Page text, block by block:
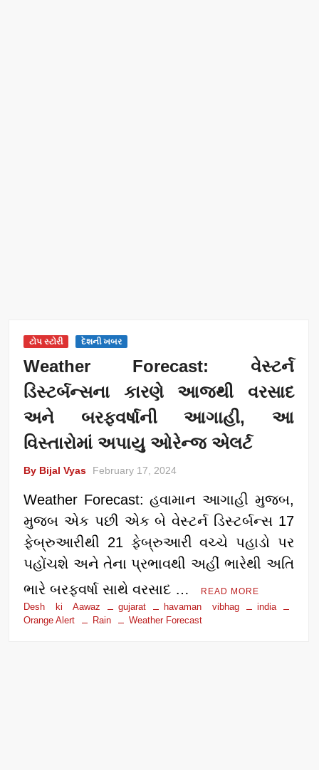
ટોપ સ્ટોરી દેશની ખબર
Weather Forecast: વેસ્ટર્ન
ડિસ્ટર્બન્સના કારણે આજથી વરસાદ
અને બરફવર્ષાની આગાહી, આ
વિસ્તારોમાં અપાયુ ઓરેન્જ એલર્ટ
By Bijal Vyas February 17, 2024
Weather Forecast: હવામાન આગાહી મુજબ,
મુજબ એક પછી એક બે વેસ્ટર્ન ડિસ્ટર્બન્સ 17
ફેબ્રુઆરીથી 21 ફેબ્રુઆરી વચ્ચે પહાડો પર
પહોંચશે અને તેના પ્રભાવથી અહીં ભારેથી અતિ
ભારે બરફવર્ષા સાથે વરસાદ …
READ MORE
Desh ki Aawaz gujarat havaman vibhag
india
Orange Alert
Rain Weather Forecast